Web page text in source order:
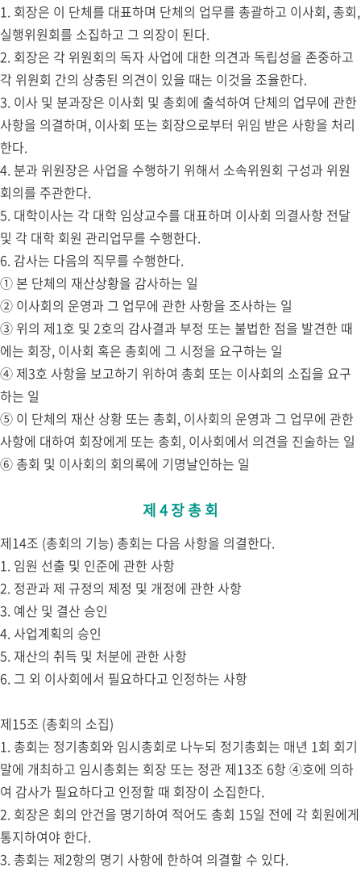
1. 회장은 이 단체를 대표하며 단체의 업무를 총괄하고 이사회, 총회,
실행위원회를 소집하고 그 의장이 된다.
2. 회장은 각 위원회의 독자 사업에 대한 의견과 독립성을 존중하고
각 위원회 간의 상충된 의견이 있을 때는 이것을 조율한다.
3. 이사 및 분과장은 이사회 및 총회에 출석하여 단체의 업무에 관한
사항을 의결하며, 이사회 또는 회장으로부터 위임 받은 사항을 처리
한다.
4. 분과 위원장은 사업을 수행하기 위해서 소속위원회 구성과 위원
회의를 주관한다.
5. 대학이사는 각 대학 임상교수를 대표하며 이사회 의결사항 전달
및 각 대학 회원 관리업무를 수행한다.
6. 감사는 다음의 직무를 수행한다.
① 본 단체의 재산상황을 감사하는 일
② 이사회의 운영과 그 업무에 관한 사항을 조사하는 일
③ 위의 제1호 및 2호의 감사결과 부정 또는 불법한 점을 발견한 때
에는 회장, 이사회 혹은 총회에 그 시정을 요구하는 일
④ 제3호 사항을 보고하기 위하여 총회 또는 이사회의 소집을 요구
하는 일
⑤ 이 단체의 재산 상황 또는 총회, 이사회의 운영과 그 업무에 관한
사항에 대하여 회장에게 또는 총회, 이사회에서 의견을 진술하는 일
⑥ 총회 및 이사회의 회의록에 기명날인하는 일
제 4 장 총 회
제14조 (총회의 기능) 총회는 다음 사항을 의결한다.
1. 임원 선출 및 인준에 관한 사항
2. 정관과 제 규정의 제정 및 개정에 관한 사항
3. 예산 및 결산 승인
4. 사업계획의 승인
5. 재산의 취득 및 처분에 관한 사항
6. 그 외 이사회에서 필요하다고 인정하는 사항
제15조 (총회의 소집)
1. 총회는 정기총회와 임시총회로 나누되 정기총회는 매년 1회 회기
말에 개최하고 임시총회는 회장 또는 정관 제13조 6항 ④호에 의하
여 감사가 필요하다고 인정할 때 회장이 소집한다.
2. 회장은 회의 안건을 명기하여 적어도 총회 15일 전에 각 회원에게
통지하여야 한다.
3. 총회는 제2항의 명기 사항에 한하여 의결할 수 있다.